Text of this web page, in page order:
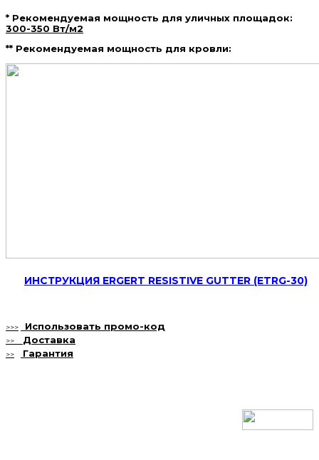
* Рекомендуемая мощность для уличных площадок:
300-350 Вт/м2
** Рекомендуемая мощность для кровли:
ИНСТРУКЦИЯ ERGERT RESISTIVE GUTTER (ETRG-30)
>>> Использовать промо-код
>> Доставка
>> Гарантия